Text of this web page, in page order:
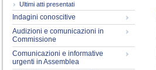
Ultimi atti presentati
Indagini conoscitive
Audizioni e comunicazioni in
Commissione
Comunicazioni e informative
urgenti in Assemblea